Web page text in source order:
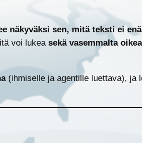
näkyväksi sen, mitä teksti ei
voi lukea sekä vasemmalta
(ihmiselle ja agentille luettava), ja